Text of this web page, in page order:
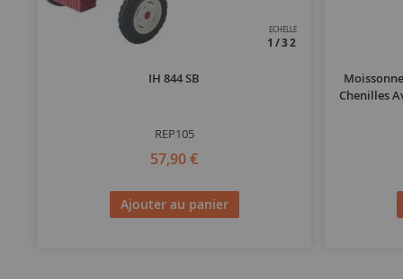
ECHELLE
1/32
IH 844 SB
REP105
57,90 €
Ajouter au panier
Chenilles